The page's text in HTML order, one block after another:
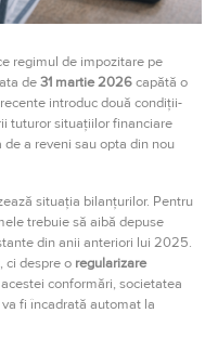
regimul de impozitare pe
de31 martie 2026capătă o
introduc două condiții-
tuturor situațiilor financiare
a reveni sau opta din nou
situația bilanțurilor. Pentru
trebuie să aibă depuse
din anii anteriori lui 2025.
ci despre o regularizare
conformări, societatea
fi încadrată automat la